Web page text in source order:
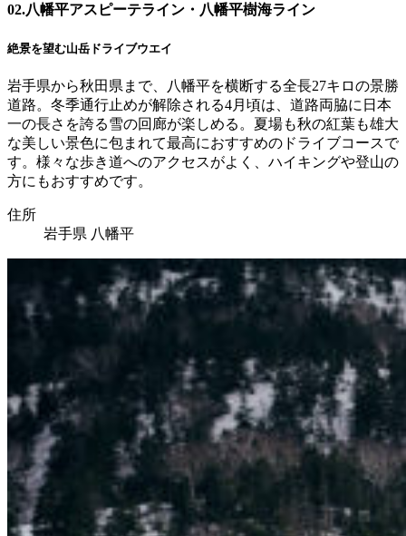
02.八幡平アスピーテライン・八幡平樹海ライン
絶景を望む山岳ドライブウエイ
岩手県から秋田県まで、八幡平を横断する全長27キロの景勝
道路。冬季通行止めが解除される4月頃は、道路両脇に日本
一の長さを誇る雪の回廊が楽しめる。夏場も秋の紅葉も雄大
な美しい景色に包まれて最高におすすめのドライブコースで
す。様々な歩き道へのアクセスがよく、ハイキングや登山の
方にもおすすめです。
住所
岩手県 八幡平